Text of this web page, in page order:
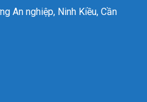
An nghiệp, Ninh Kiều, Cần